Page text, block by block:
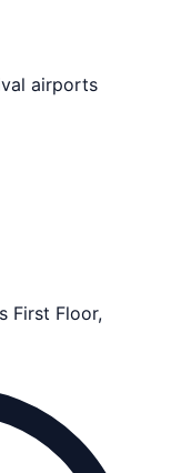
airports
First Floor,